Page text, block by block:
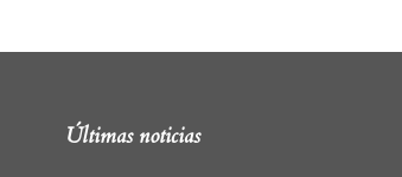
Últimas noticias